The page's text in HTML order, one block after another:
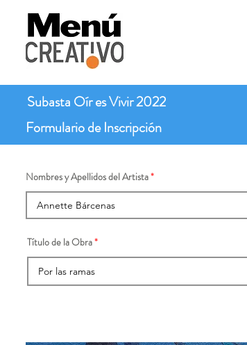
Subasta Oír es Vivir 2022
Formulario de Inscripción
Nombres y Apellidos del Artista
Título de la Obra